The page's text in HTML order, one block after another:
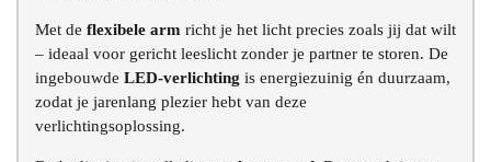
Met de flexibele arm richt je het licht precies zoals jij dat wilt
– ideaal voor gericht leeslicht zonder je partner te storen. De
ingebouwde LED-verlichting is energiezuinig én duurzaam,
zodat je jarenlang plezier hebt van deze
verlichtingsoplossing.